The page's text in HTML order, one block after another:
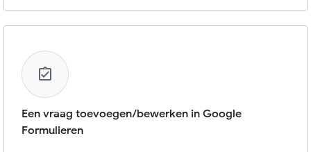
Een vraag toevoegen/bewerken in Google
Formulieren